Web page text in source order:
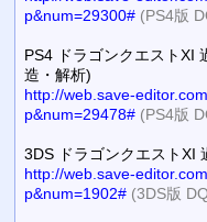
p&num=29300# (PS4版
PS4 ドラゴンクエストXI
造・解析)
http://web.save-
p&num=29478# (PS4版
3DS ドラゴンクエストXI
http://web.save-
p&num=1902# (3DS版